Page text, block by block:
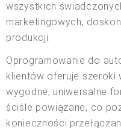
wszystkich
marketingowych,
produkcji.
Oprogramowanie do
klientów oferuje szeroki
wygodne, uniwersalne
ściśle powiązane, co
konieczności